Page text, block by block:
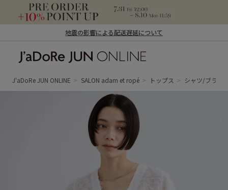
地震の影響による配送遅延について
ン オンライン）
J'aDoRe JUN ONLINE SALON adam et ropé トップス シャツ/ブラウ